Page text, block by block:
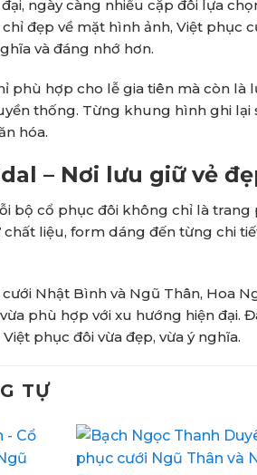
ngày càng nhiều cặp đôi lựa
đẹp về mặt hình ảnh, Việt phục
và đáng nhớ hơn.
phù hợp cho lễ gia tiên mà còn
thống. Từng khung hình ghi lại
hóa.
– Nơi lưu giữ vẻ
bộ cổ phục đôi không chỉ là
liệu, form dáng đến từng chi
Nhật Bình và Ngũ Thân, Hoa
phù hợp với xu hướng hiện đại.
phục đôi vừa đẹp, vừa ý nghĩa.
TỰ